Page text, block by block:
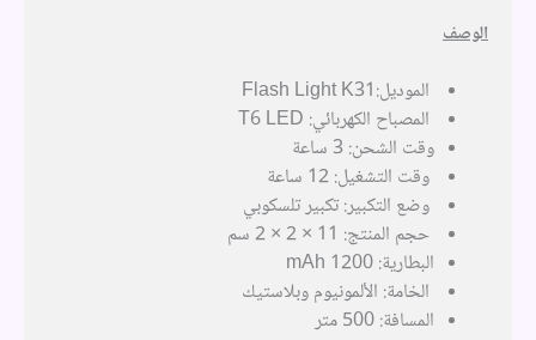
الوصف
الموديل:Flash Light K31
المصباح الكهربائي: T6 LED
وقت الشحن: 3 ساعة
وقت التشغيل: 12 ساعة
وضع التكبير: تكبير تلسكوبي
حجم المنتج: 11 × 2 × 2 سم
البطارية: 1200 mAh
الخامة: الألمونيوم وبلاستيك
المسافة: 500 متر